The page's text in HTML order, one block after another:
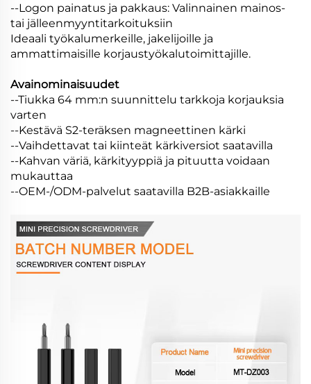
--Logon painatus ja pakkaus: Valinnainen mainos-
tai jälleenmyyntitarkoituksiin
Ideaali työkalumerkeille, jakelijoille ja
ammattimaisille korjaustyökalutoimittajille.
Avainominaisuudet
--Tiukka 64 mm:n suunnittelu tarkkoja korjauksia
varten
--Kestävä S2-teräksen magneettinen kärki
--Vaihdettavat tai kiinteät kärkiversiot saatavilla
--Kahvan väriä, kärkityyppiä ja pituutta voidaan
mukauttaa
--OEM-/ODM-palvelut saatavilla B2B-asiakkaille